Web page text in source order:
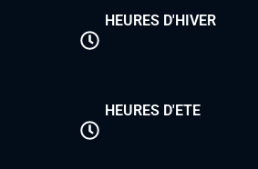
HEURES D'HIVER
HEURES D'ETE